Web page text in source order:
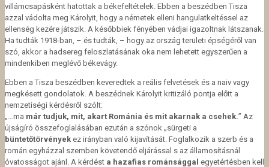
villámcsapásként hatottak a békefeltételek. Ebben a beszédben Tisza
azzal vádolta meg Károlyit, hogy a németek elleni hangulatkeltéssel az
ellenség kezére játszik. A későbbiek fényében vádjai igazoltnak látszanak.
Ha tudták 1918-ban, – és tudták, – hogy az ország területi épségéről van
szó, akkor a hadsereg feloszlatásának oka nem lehetett egyszerűen a
mindenkiben meglévő békevágy.
Ebben a Tisza beszédben keveredtek a reális felvetések és a naiv vagy
megkésett gondolatok. A beszédnek Károlyit kritizáló pontja előtt a
nemzetiségi kérdésről szólt:
„…ma már tudjuk, mit, akart Románia és mit akarnak a csehek.” Az
újságíró összefoglalásában ezután a szónok „sürgeti a
büntetőtörvények ez irányban való kijavítását. Foglalkozik a szerb és a
román egyházzal szemben követendő eljárással s az államosításnál
óvatosságot ajánl. A kérdést a hazafias románsággal egyetértésben kell